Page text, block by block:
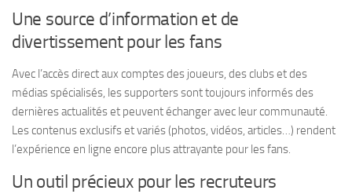
Une source d’information et de
divertissement pour les fans
Avec l’accès direct aux comptes des joueurs, des clubs et des
médias spécialisés, les supporters sont toujours informés des
dernières actualités et peuvent échanger avec leur communauté.
Les contenus exclusifs et variés (photos, vidéos, articles…) rendent
l’expérience en ligne encore plus attrayante pour les fans.
Un outil précieux pour les recruteurs